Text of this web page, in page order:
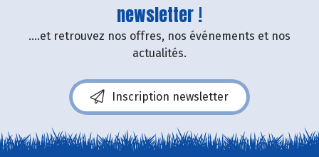
newsletter !
....et retrouvez nos offres, nos événements et nos
actualités.
Inscription newsletter